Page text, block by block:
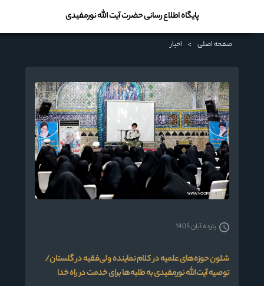
پایگاه اطلاع رسانی حضرت آیت الله نورمفیدی
صفحه اصلی > اخبار
شئون حوزه‌های علمیه در کلام نماینده ولی‌فقیه در گلستان/
توصیه آیت‌الله نورمفیدی به طلبه‌ها برای خدمت در راه خدا
یازده آبان 1405